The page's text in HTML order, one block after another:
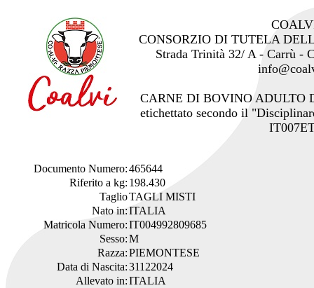
CONSORZIO DI TUTELA
Strada Trinità 32/ A - Carrù -
CARNE DI BOVINO ADULTO
etichettato secondo il
Documento Numero:465644
Riferito a kg: 198.430
TaglioTAGLI MISTI
Nato in:ITALIA
Matricola Numero:IT004992809685
Sesso:M
Razza:PIEMONTESE
Data di Nascita:31122024
Allevato in:ITALIA